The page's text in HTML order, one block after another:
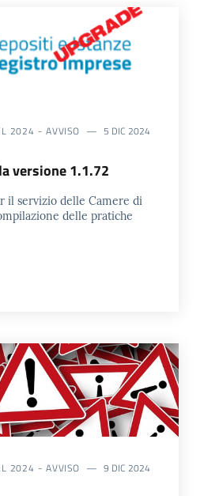
2024 - AVVISO 5 DIC 2024
versione 1.1.72
il servizio delle Camere di
delle pratiche
2024 - AVVISO 9 DIC 2024